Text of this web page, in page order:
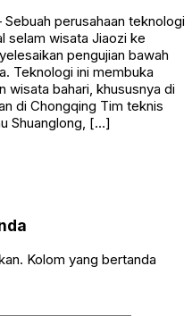
perusahaan teknologi
selam wisata Jiaozi ke
pengujian bawah
Teknologi ini membuka
wisata bahari, khususnya di
di Chongqing Tim teknis
Shuanglong, […]
Kolom yang bertanda